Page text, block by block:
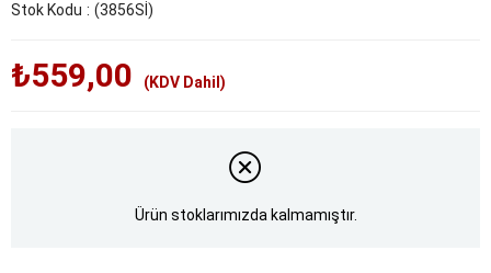
Stok Kodu (3856Sİ)
₺559,00 (KDV Dahil)
Ürün stoklarımızda kalmamıştır.